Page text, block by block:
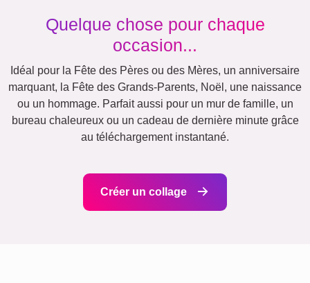
Beaucoup !